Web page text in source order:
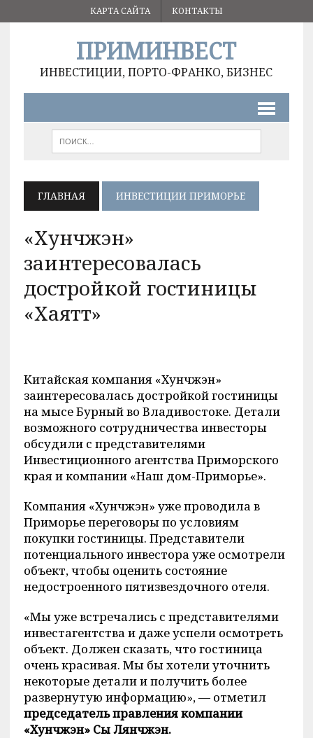
КАРТА САЙТА КОНТАКТЫ
ПРИМИНВЕСТ
ИНВЕСТИЦИИ, ПОРТО-ФРАНКО, БИЗНЕС
ГЛАВНАЯ ИНВЕСТИЦИИ ПРИМОРЬЕ
«Хунчжэн»
заинтересовалась
достройкой гостиницы
«Хаятт»
Китайская компания «Хунчжэн»
заинтересовалась достройкой гостиницы
на мысе Бурный во Владивостоке. Детали
возможного сотрудничества инвесторы
обсудили с представителями
Инвестиционного агентства Приморского
края и компании «Наш дом-Приморье».
Компания «Хунчжэн» уже проводила в
Приморье переговоры по условиям
покупки гостиницы. Представители
потенциального инвестора уже осмотрели
объект, чтобы оценить состояние
недостроенного пятизвездочного отеля.
«Мы уже встречались с представителями
инвестагентства и даже успели осмотреть
объект. Должен сказать, что гостиница
очень красивая. Мы бы хотели уточнить
некоторые детали и получить более
развернутую информацию», — отметил
председатель правления компании
«Хунчжэн» Сы Лянчжэн.